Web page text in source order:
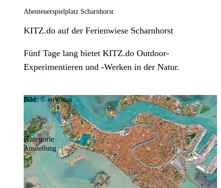
Abenteuerspielplatz Scharnhorst
KITZ.do auf der Ferienwiese Scharnhorst
Fünf Tage lang bietet KITZ.do Outdoor-
Experimentieren und -Werken in der Natur.
Bild:© eoVision
Kategorie
Ausstellung